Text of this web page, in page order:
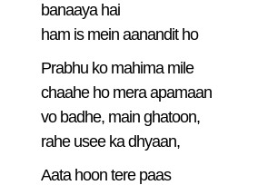
banaaya hai
ham is mein aanandit ho
Prabhu ko mahima mile
chaahe ho mera apamaan
vo badhe, main ghatoon,
rahe usee ka dhyaan,
Aata hoon tere paas